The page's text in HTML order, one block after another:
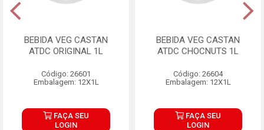
BEBIDA VEG CASTAN
ATDC ORIGINAL 1L
Código: 26601
Embalagem: 12X1L
FAÇA SEU
LOGIN
BEBIDA VEG CASTAN
ATDC CHOCNUTS 1L
Código: 26604
Embalagem: 12X1L
FAÇA SEU
LOGIN